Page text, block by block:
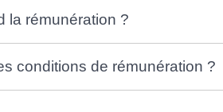
la rémunération ?
conditions de rémunération ?